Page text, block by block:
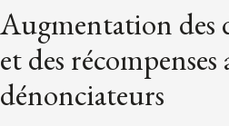
Augmentation des
et des récompenses
dénonciateurs